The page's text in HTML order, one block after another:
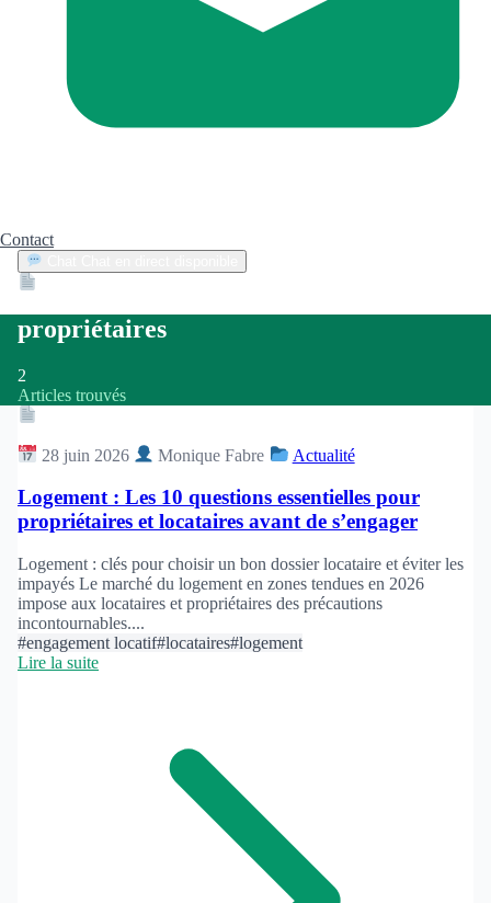
Contact
propriétaires
2
Articles trouvés
28 juin 2026
Monique Fabre Actualité
Logement : Les 10 questions essentielles pour
propriétaires et locataires avant de s’engager
Logement : clés pour choisir un bon dossier locataire et éviter les
impayés Le marché du logement en zones tendues en 2026
impose aux locataires et propriétaires des précautions
incontournables....
#engagement locatif#locataires#logement
Lire la suite